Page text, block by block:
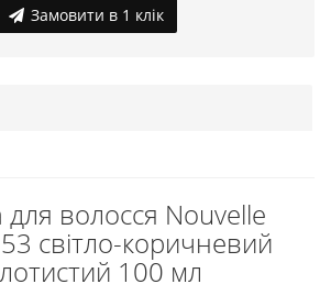
Замовити в 1 клік
волосся Nouvelle
світло-коричневий
100 мл